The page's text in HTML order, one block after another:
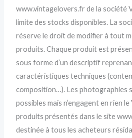
www.vintagelovers.fr de la société
limite des stocks disponibles. La
réserve le droit de modifier à tout
produits. Chaque produit est
sous forme d’un descriptif
caractéristiques techniques
composition…). Les photographies
possibles mais n’engagent en rien
produits présentés dans le site
destinée à tous les acheteurs